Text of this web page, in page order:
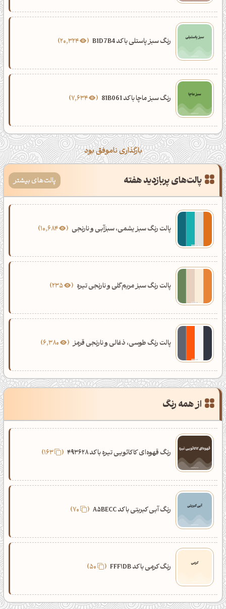
رنگ سبز پاستلی با کد B1D7B4 20,324
رنگ سبز ماچا با کد 81B061 7,634
بارگذاری ناموفق بود
پالت‌های پربازدید هفته پالت‌های بیشتر
پالت رنگ سبز یشمی، سبزآبی و نارنجی 10,684
پالت رنگ سبز مریم‌گلی و نارنجی تیره 235
پالت رنگ طوسی، ذغالی و نارنجی قرمز
از همه رنگ
رنگ قهوه‌ای کاکائویی تیره با کد 493628 163
رنگ آبی کبریتی با کد A5BECC
رنگ کرمی با کد FFF1DB